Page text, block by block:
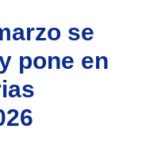
se
pone en